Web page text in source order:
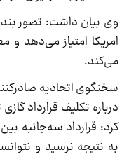
وی بیان داشت: تصور
امریکا امتیاز می‌دهد
می‌کند.
سخنگوی اتحادیه
درباره تکلیف قرارداد
کرد: قرارداد سه‌جانبه
به نتیجه نرسید و